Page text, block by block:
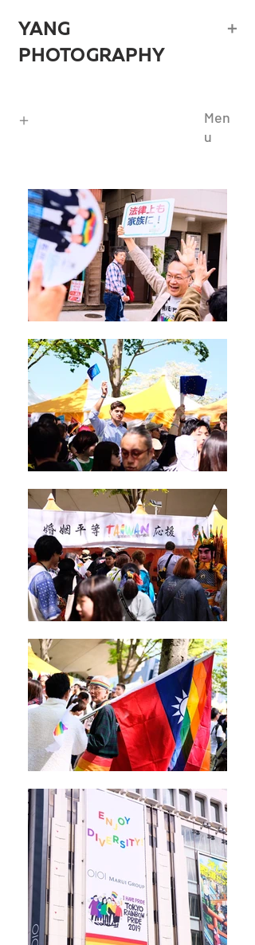
YANG
PHOTOGRAPHY
​＋
Men
u
＋